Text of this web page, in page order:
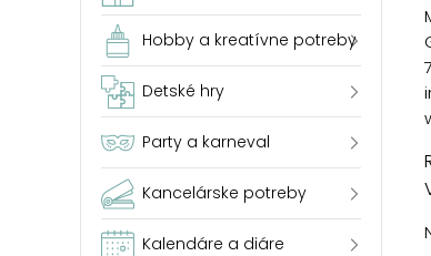
Hobby a kreatívne potreby
Detské hry
Party a karneval
Kancelárske potreby
Kalendáre a diáre